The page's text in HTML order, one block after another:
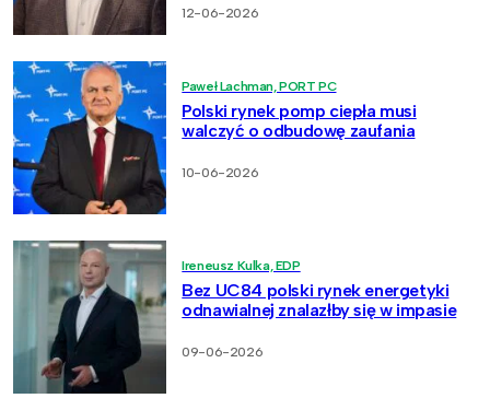
12-06-2026
Paweł Lachman, PORT PC
Polski rynek pomp ciepła musi
walczyć o odbudowę zaufania
10-06-2026
Ireneusz Kulka, EDP
Bez UC84 polski rynek energetyki
odnawialnej znalazłby się w impasie
09-06-2026